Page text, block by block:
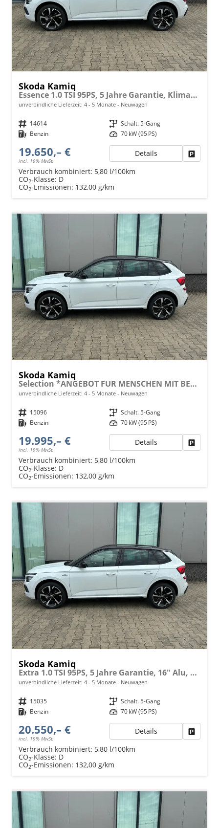
Skoda Kamiq
Essence 1.0 TSI 95PS, 5 Jahre Garantie, Klimaanlage, Radio 8"/Bluetooth, Parksensoren hinten, LED-Scheinwerfer, Dachreling, Virtual Cockpit
unverbindliche Lieferzeit: 4 - 5 Monate Neuwagen
Fahrzeugnr. 14614 Getriebe Schalt. 5-Gang
Kraftstoff Benzin Leistung 70 kW (95 PS)
19.650,– €
incl. 19% MwSt.
Details
Verbrauch kombiniert: 5,80 l/100km
CO2-Klasse: D
CO2-Emissionen: 132,00 g/km
Skoda Kamiq
Selection *ANGEBOT FÜR MENSCHEN MIT BEHINDERUNG AB 50%! 1.0 TSI 95PS, Klimaanlage, Sitzheizung, Parksensoren hinten, LED-Scheinwerfer, Tempomat, Infotainment 8", Virtual Cockpit Nebelscheinwerfer, Dachreling
unverbindliche Lieferzeit: 4 - 5 Monate Neuwagen
Fahrzeugnr. 15096 Getriebe Schalt. 5-Gang
Kraftstoff Benzin Leistung 70 kW (95 PS)
19.995,– €
incl. 19% MwSt.
Details
Verbrauch kombiniert: 5,80 l/100km
CO2-Klasse: D
CO2-Emissionen: 132,00 g/km
Skoda Kamiq
Extra 1.0 TSI 95PS, 5 Jahre Garantie, 16" Alu, Climatronic, Radio 8" + SmartLink, Parksensoren hinten, Rückfahrkamera, Sitzheizung, SunSet, Tempomat, Armlehne, NSW, LED-Scheinwerfer, Dachreling, Virtual Cockpit, Reserverad, M-Lederlenkrad, Easy Start
unverbindliche Lieferzeit: 4 - 5 Monate Neuwagen
Fahrzeugnr. 15035 Getriebe Schalt. 5-Gang
Kraftstoff Benzin Leistung 70 kW (95 PS)
20.550,– €
incl. 19% MwSt.
Details
Verbrauch kombiniert: 5,80 l/100km
CO2-Klasse: D
CO2-Emissionen: 132,00 g/km